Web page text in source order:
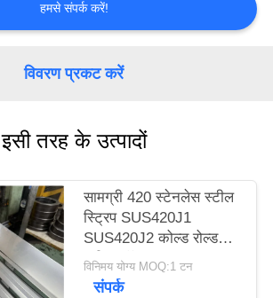
हमसे संपर्क करें!
विवरण प्रकट करें
इसी तरह के उत्पादों
सामग्री 420 स्टेनलेस स्टील
स्ट्रिप SUS420J1
SUS420J2 कोल्ड रोल्ड
स्टील कॉइल
विनिमय योग्य MOQ:1 टन
संपर्क